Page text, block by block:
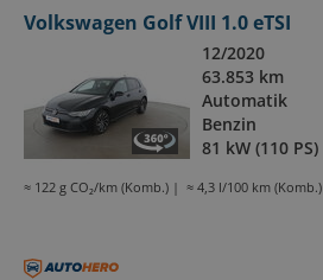
Volkswagen Golf VIII 1.0 eTSI
12/2020
63.853 km
Automatik
Benzin
81 kW (110 PS)
≈ 122 g CO₂/km (Komb.) ≈ 4,3 l/100 km (Komb.)